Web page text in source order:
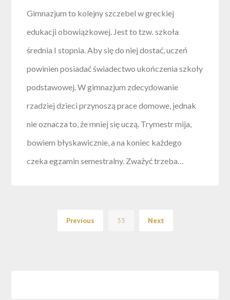
Gimnazjum to kolejny szczebel w greckiej
edukacji obowiązkowej. Jest to tzw. szkoła
średnia I stopnia. Aby się do niej dostać, uczeń
powinien posiadać świadectwo ukończenia szkoły
podstawowej. W gimnazjum zdecydowanie
rzadziej dzieci przynoszą prace domowe, jednak
nie oznacza to, że mniej się uczą. Trymestr mija,
bowiem błyskawicznie, a na koniec każdego
czeka egzamin semestralny. Zważyć trzeba…
Previous 55 Next